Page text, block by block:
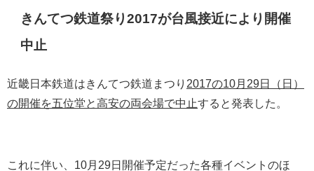
きんてつ鉄道祭り2017が台風接近により開催
中止
近畿日本鉄道はきんてつ鉄道まつり 2017の10月29日（日）
の開催を五位堂と高安の両会場で中止すると発表した。
これに伴い、10月29日開催予定だった各種イベントのほ